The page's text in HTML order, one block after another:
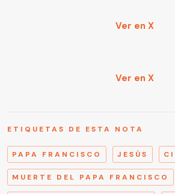
Ver en X
Ver en X
ETIQUETAS DE ESTA NOTA
PAPA FRANCISCO JESÚS
MUERTE DEL PAPA FRANCISCO